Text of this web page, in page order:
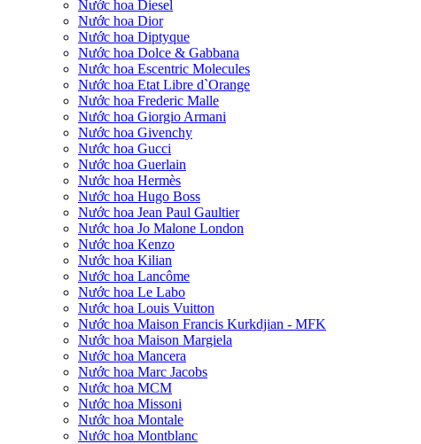
Nước hoa Diesel
Nước hoa Dior
Nước hoa Diptyque
Nước hoa Dolce & Gabbana
Nước hoa Escentric Molecules
Nước hoa Etat Libre d`Orange
Nước hoa Frederic Malle
Nước hoa Giorgio Armani
Nước hoa Givenchy
Nước hoa Gucci
Nước hoa Guerlain
Nước hoa Hermès
Nước hoa Hugo Boss
Nước hoa Jean Paul Gaultier
Nước hoa Jo Malone London
Nước hoa Kenzo
Nước hoa Kilian
Nước hoa Lancôme
Nước hoa Le Labo
Nước hoa Louis Vuitton
Nước hoa Maison Francis Kurkdjian - MFK
Nước hoa Maison Margiela
Nước hoa Mancera
Nước hoa Marc Jacobs
Nước hoa MCM
Nước hoa Missoni
Nước hoa Montale
Nước hoa Montblanc